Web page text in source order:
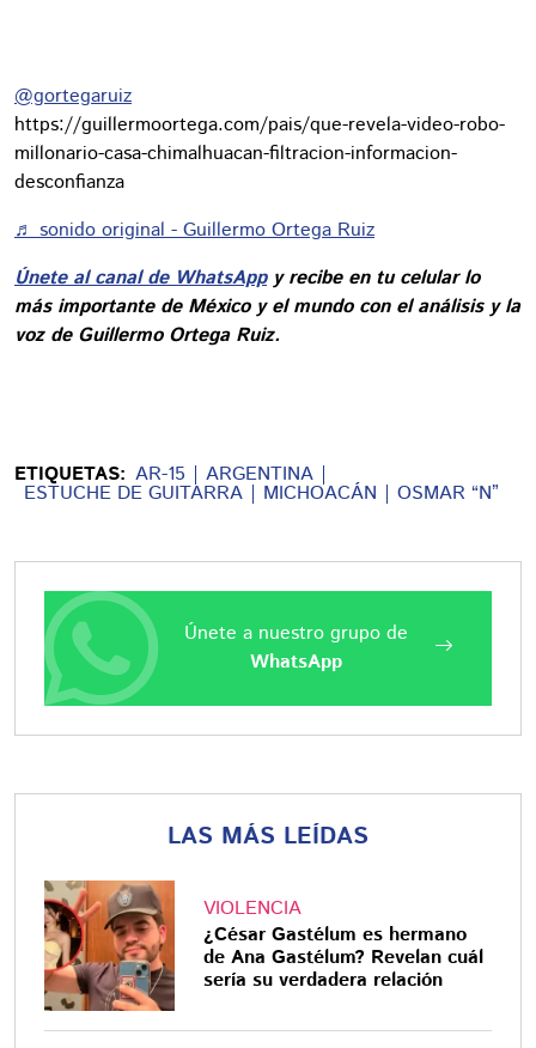
@gortegaruiz
https://guillermoortega.com/pais/que-revela-video-robo-
millonario-casa-chimalhuacan-filtracion-informacion-
desconfianza
♬ sonido original - Guillermo Ortega Ruiz
Únete al canal de WhatsAppy recibe en tu celular lo
más importante de México y el mundo con el análisis y la
voz de Guillermo Ortega Ruiz.
ETIQUETAS: AR-15 ARGENTINA
ESTUCHE DE GUITARRA MICHOACÁN OSMAR “N”
Únete a nuestro grupo de
WhatsApp
LAS MÁS LEÍDAS
VIOLENCIA
¿César Gastélum es hermano
de Ana Gastélum? Revelan cuál
sería su verdadera relación